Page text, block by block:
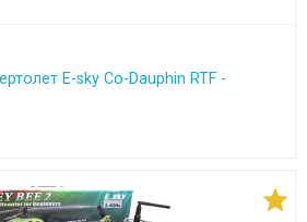
E-sky Co-Dauphin RTF -
